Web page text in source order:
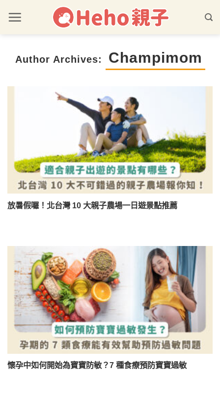
Author Archives: Champimom
放暑假囉！北台灣 10 大親子農場一日遊景點推薦
懷孕中如何開始為寶寶防敏？7 種食療預防寶寶過敏